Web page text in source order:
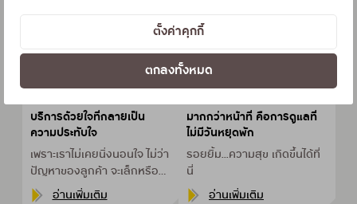
ตั้งค่าคุกกี้
ตกลงทั้งหมด
บริการด้วยใจที่กลายเป็น
ความประทับใจ
เพราะเราไม่เคยนิ่งนอนใจ ไม่ว่า
ปัญหาของลูกค้า จะเล็กหรือ
ใหญ่ก็พร้อมให้บริการ
อ่านเพิ่มเติม
มากกว่าหน้าที่ คือการดูแลที่
ไม่มีวันหยุดพัก
รอยยิ้ม...ความสุข เกิดขึ้นได้ที่
นี่
อ่านเพิ่มเติม